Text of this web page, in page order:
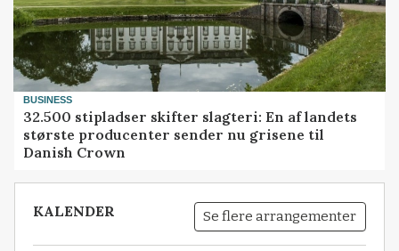
BUSINESS
32.500 stipladser skifter slagteri: En af landets
største producenter sender nu grisene til
Danish Crown
KALENDER Se flere arrangementer